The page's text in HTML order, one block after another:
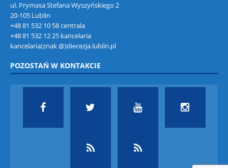
ul. Prymasa Stefana Wyszyńskiego 2
20-105 Lublin
+48 81 532 10 58 centrala
+48 81 532 12 25 kancelaria
kancelaria(znak @)diecezja.lublin.pl
POZOSTAŃ W KONTAKCIE